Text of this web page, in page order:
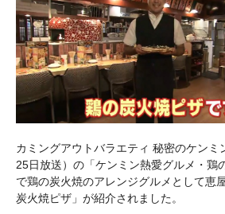
カミングアウトバラエティ 秘密のケンミ
25日放送）の「ケンミン熱愛グルメ・鶏
で鶏の炭火焼のアレンジグルメとして恵
炭火焼ピザ」が紹介されました。